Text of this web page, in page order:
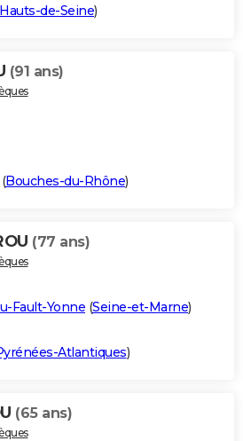
Hauts-de-Seine)
(91 ans)
(Bouches-du-Rhône)
(77 ans)
Fault-Yonne (Seine-et-Marne)
Atlantiques)
(65 ans)